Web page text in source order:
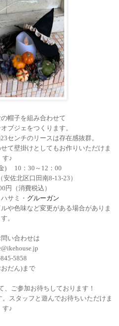
帽子を組み合わせて
ブジェをつくります。
23センチのリースは存在感抜群。
て壁掛けとしてもお作りいただけま
す♪
) 10 ： 30 ～ 12 ： 00
安佐北区口田南8-13-23 ）
円（消費税込）
ハサミ・ グルーガン
や色味など変更がある場合がありま
す。
問い合わせは
5858
おだん) まで
、ご参加お待ちしております！
。スタッフと遊んでお待ちいただけま
す♪